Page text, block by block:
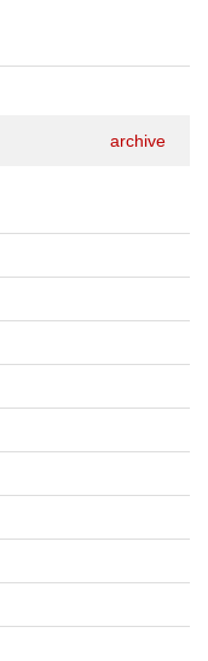
archive